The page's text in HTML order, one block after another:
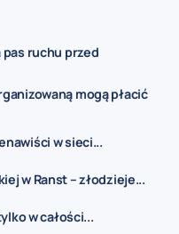
ruchu przed
mogą płacić
w sieci...
w Ranst – złodzieje...
w całości...